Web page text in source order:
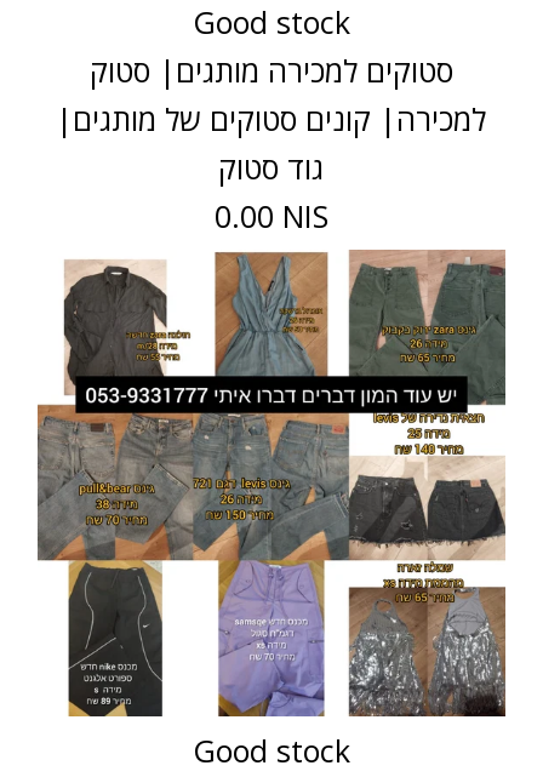
Good stock
סטוקים למכירה מותגים| סטוק
למכירה| קונים סטוקים של מותגים|
גוד סטוק
0.00 NIS
Good stock